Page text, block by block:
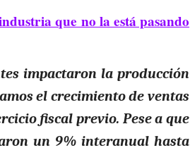
que no la está pasando
impactaron la producción
el crecimiento de ventas
fiscal previo. Pese a que
un 9% interanual hasta